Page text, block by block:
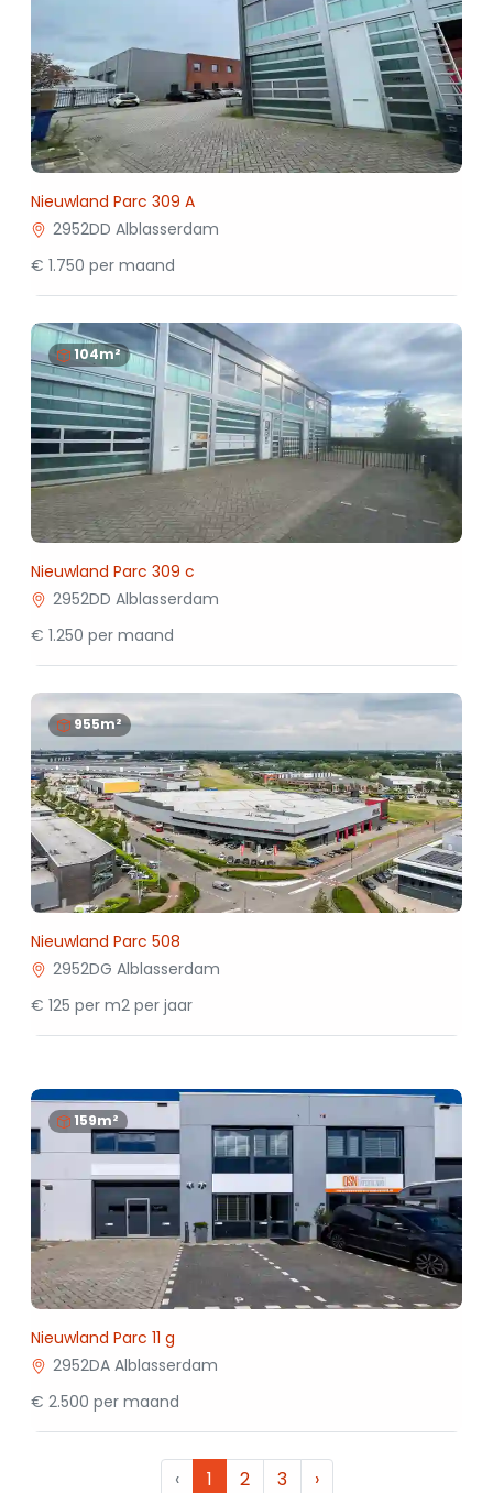
Nieuwland Parc 309 A
2952DD Alblasserdam
€ 1.750 per maand
104m²
Nieuwland Parc 309 c
2952DD Alblasserdam
€ 1.250 per maand
955m²
Nieuwland Parc 508
2952DG Alblasserdam
€ 125 per m2 per jaar
159m²
Nieuwland Parc 11 g
2952DA Alblasserdam
€ 2.500 per maand
‹ 1 2 3 ›